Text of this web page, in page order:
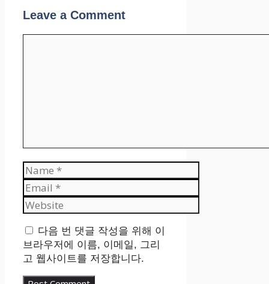
Leave a Comment
Name
Email
Website
다음 번 댓글 작성을 위해 이
브라우저에 이름, 이메일, 그리
고 웹사이트를 저장합니다.